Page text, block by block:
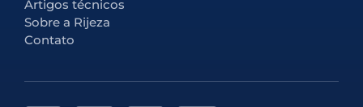
Artigos técnicos
Sobre a Rijeza
Contato